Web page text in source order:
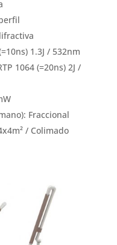
1.3J / 532nm
1064 (=20ns) 2J /
Fraccional
/ Colimado